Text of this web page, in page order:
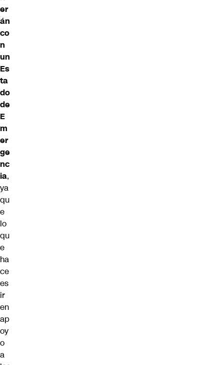
er
án
co
n
un
Es
ta
do
de
E
m
er
ge
nc
ia,
ya
qu
e
lo
qu
e
ha
ce
es
ir
en
ap
oy
o
a